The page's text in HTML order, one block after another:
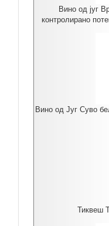
Вино од југ
контролирано
Вино од Југ Суво
Тиквеш